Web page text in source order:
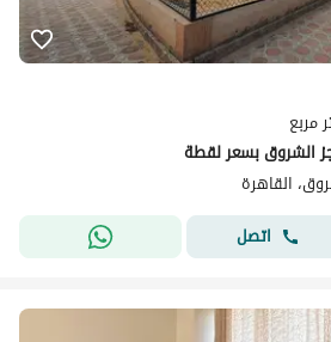
الشروق بسعر لقطة
القاهرة
اتصل